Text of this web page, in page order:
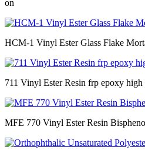
on
HCM-1 Vinyl Ester Glass Flake
711 Vinyl Ester Resin frp epoxy high
MFE 770 Vinyl Ester Resin